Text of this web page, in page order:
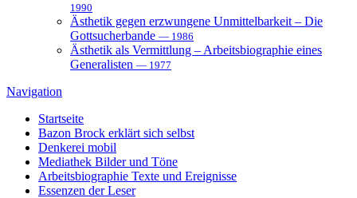
1990
Ästhetik gegen erzwungene Unmittelbarkeit – Die
Gottsucherbande — 1986
Ästhetik als Vermittlung – Arbeitsbiographie eines
Generalisten — 1977
Navigation
Startseite
Bazon Brock erklärt sich selbst
Denkerei mobil
Mediathek Bilder und Töne
Arbeitsbiographie Texte und Ereignisse
Essenzen der Leser